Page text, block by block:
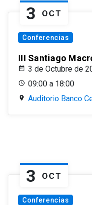
3 OCT
Conferencias
III Santiago
3 de Octubre de
09:00 a 18:00
Auditorio Banco
3 OCT
Conferencias